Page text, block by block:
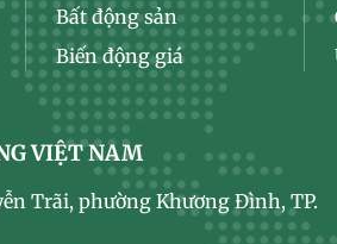
Bất động sản
Biến động giá
VIỆT NAM
Trãi, phường Khương Đình, TP.